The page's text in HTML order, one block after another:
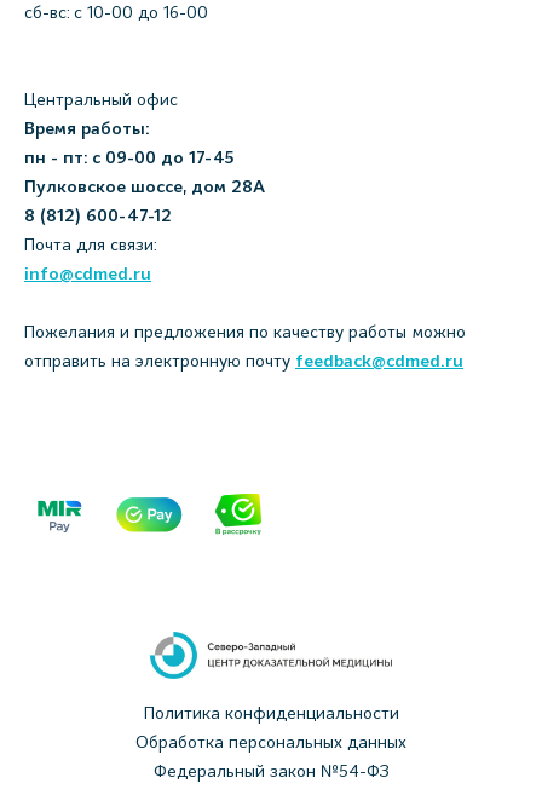
сб-вс: с 10-00 до 16-00
Центральный офис
Время работы:
пн - пт: с 09-00 до 17-45
Пулковское шоссе, дом 28А
8 (812) 600-47-12
Почта для связи:
info@cdmed.ru
Пожелания и предложения по качеству работы можно
отправить на электронную почту feedback@cdmed.ru
Политика конфиденциальности
Обработка персональных данных
Федеральный закон №54-ФЗ